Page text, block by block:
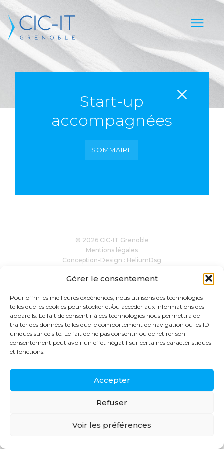
Gérer le consentement
Pour offrir les meilleures expériences, nous utilisons des technologies
telles que les cookies pour stocker et/ou accéder aux informations des
appareils. Le fait de consentir à ces technologies nous permettra de
traiter des données telles que le comportement de navigation ou les ID
uniques sur ce site. Le fait de ne pas consentir ou de retirer son
consentement peut avoir un effet négatif sur certaines caractéristiques
et fonctions.
Accepter
Refuser
Voir les préférences
Start-up
accompagnées
SOMMAIRE
© 2026 CIC-IT Grenoble
Mentions légales
Conception-Design : HeliumDsg